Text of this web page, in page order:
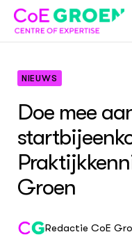
COE GROEN
Over
Projecten
Thema's
NIEUWS
Doe mee
Groen
Redactie CoE